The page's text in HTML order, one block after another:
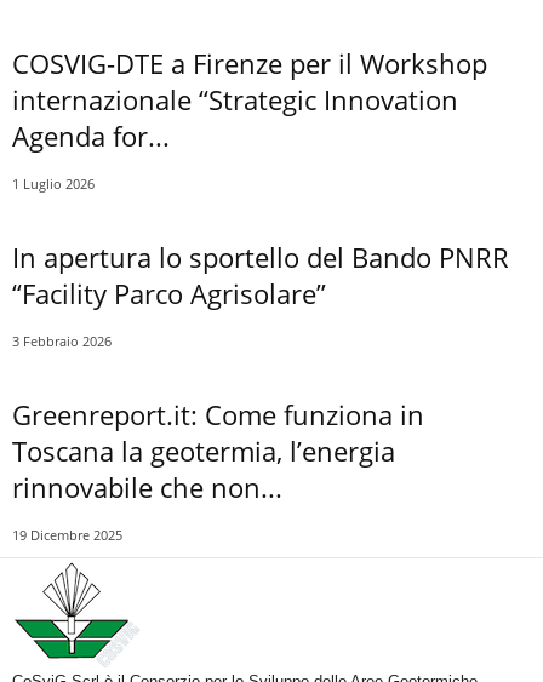
COSVIG-DTE a Firenze per il Workshop
internazionale “Strategic Innovation
Agenda for...
1 Luglio 2026
In apertura lo sportello del Bando PNRR
“Facility Parco Agrisolare”
3 Febbraio 2026
Greenreport.it: Come funziona in
Toscana la geotermia, l’energia
rinnovabile che non...
19 Dicembre 2025